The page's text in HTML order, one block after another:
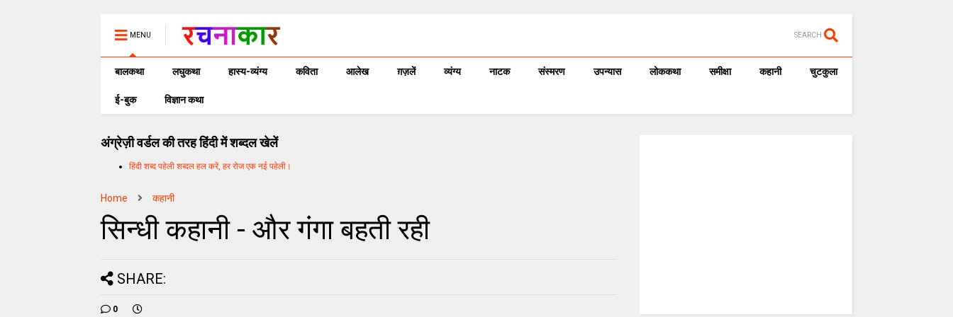
MENU SEARCH
बालकथा लघुकथा हास्य-व्यंग्य कविता आलेख ग़ज़लें व्यंग्य नाटक संस्मरण उपन्यास लोककथा समीक्षा कहानी चुटकुला
ई-बुक विज्ञान कथा
अंग्रेज़ी वर्डल की तरह हिंदी में शब्दल खेलें
हिंदी शब्द पहेली शब्दल हल करें, हर रोज एक नई पहेली।
Home कहानी
सिन्धी कहानी - और गंगा बहती रही
SHARE:
0